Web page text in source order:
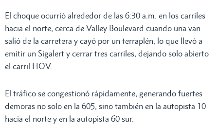
El choque ocurrió alrededor de las 6:30 a.m. en los carriles
hacia el norte, cerca de Valley Boulevard cuando una van
salió de la carretera y cayó por un terraplén, lo que llevó a
emitir un Sigalert y cerrar tres carriles, dejando solo abierto
el carril HOV.
El tráfico se congestionó rápidamente, generando fuertes
demoras no solo en la 605, sino también en la autopista 10
hacia el norte y en la autopista 60 sur.